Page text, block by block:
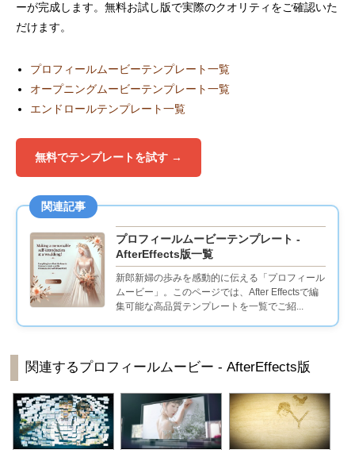
ーが完成します。無料お試し版で実際のクオリティをご確認いた
だけます。
プロフィールムービーテンプレート一覧
オープニングムービーテンプレート一覧
エンドロールテンプレート一覧
無料でテンプレートを試す →
関連記事
プロフィールムービーテンプレート -
AfterEffects版一覧
新郎新婦の歩みを感動的に伝える「プロフィール
ムービー」。このページでは、After Effectsで編
集可能な高品質テンプレートを一覧でご紹...
関連するプロフィールムービー - AfterEffects版